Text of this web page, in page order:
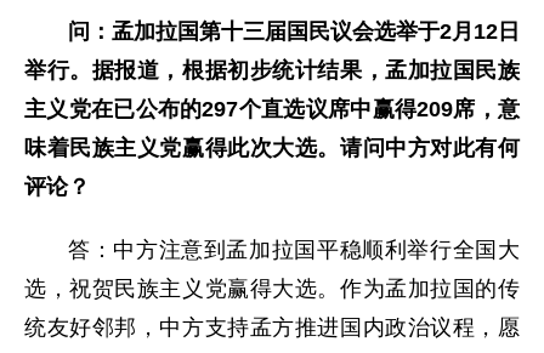
问：孟加拉国第十三届国民议会选举于2月12日
举行。据报道，根据初步统计结果，孟加拉国民族
主义党在已公布的297个直选议席中赢得209席，意
味着民族主义党赢得此次大选。请问中方对此有何
评论？
答：中方注意到孟加拉国平稳顺利举行全国大
选，祝贺民族主义党赢得大选。作为孟加拉国的传
统友好邻邦，中方支持孟方推进国内政治议程，愿